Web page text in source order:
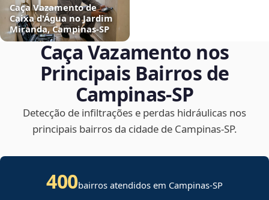
Caça Vazamento de
Caixa d'Água no Jardim
Miranda, Campinas‑SP
Caça Vazamento nos
Principais Bairros de
Campinas‑SP
Detecção de infiltrações e perdas hidráulicas nos
principais bairros da cidade de Campinas‑SP.
400bairros atendidos em Campinas-SP